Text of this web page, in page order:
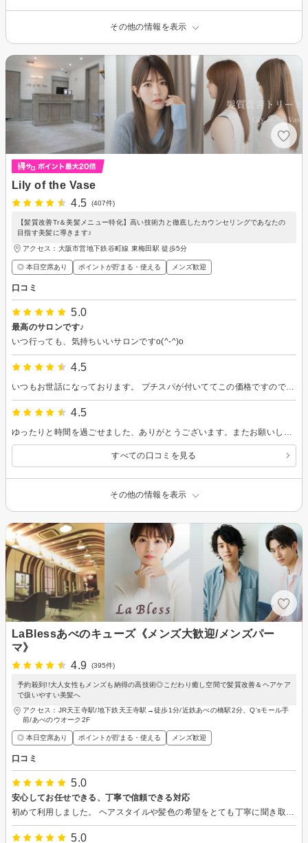
その他の情報を表示
Lily of the Vase
4.5
(407件)
【髪質改善Tr＆美髪メニュー特化】高い技術力と徹底したカウンセリングであなたの
目指す美髪に導きます♪
アクセス：大阪市営地下鉄谷町線 東梅田駅 徒歩5分
◎ 本日空席あり ポイントが貯まる・使える メンズ歓迎
口コミ
5.0
最高のサロンです♪
いつ行っても、気持ちいいサロンですo(^-^)o
4.5
いつもお世話になっております。 プチスパが付いててこの価格ですのでいつも満足です。 またの機会どうぞよろしくお願いいたします。
4.5
すべての口コミを見る
その他の情報を表示
LaBlessあべのキューズ《メンズ大歓迎/メンズパー
マ》
4.9
(395件)
予約殺到!!大人女性もメンズも納得の高技術◎こだわり癒し空間で髪質改善＆ヘアケア
で扱いやすい美髪へ
アクセス：JR天王寺駅/地下鉄天王寺駅→徒歩1分/近鉄あべの橋駅2分、Q'sモール手
前/あべのウオーク2F
◎ 本日空席あり ポイントが貯まる・使える メンズ歓迎
口コミ
5.0
安心してお任せできる、丁寧で信頼できる対応
5.0